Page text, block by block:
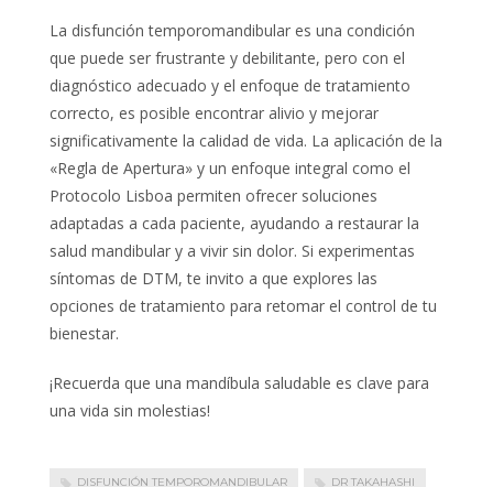
La disfunción temporomandibular es una condición
que puede ser frustrante y debilitante, pero con el
diagnóstico adecuado y el enfoque de tratamiento
correcto, es posible encontrar alivio y mejorar
significativamente la calidad de vida. La aplicación de la
«Regla de Apertura» y un enfoque integral como el
Protocolo Lisboa permiten ofrecer soluciones
adaptadas a cada paciente, ayudando a restaurar la
salud mandibular y a vivir sin dolor. Si experimentas
síntomas de DTM, te invito a que explores las
opciones de tratamiento para retomar el control de tu
bienestar.
¡Recuerda que una mandíbula saludable es clave para
una vida sin molestias!
DISFUNCIÓN TEMPOROMANDIBULAR DR TAKAHASHI